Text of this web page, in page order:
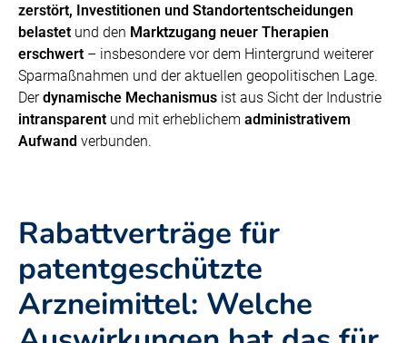
zerstört, Investitionen und Standortentscheidungen
belastet und den Marktzugang neuer Therapien
erschwert – insbesondere vor dem Hintergrund weiterer
Sparmaßnahmen und der aktuellen geopolitischen Lage.
Derdynamische Mechanismus ist aus Sicht der Industrie
intransparent und mit erheblichem administrativem
Aufwand verbunden.
Rabattverträge für
patentgeschützte
Arzneimittel: Welche